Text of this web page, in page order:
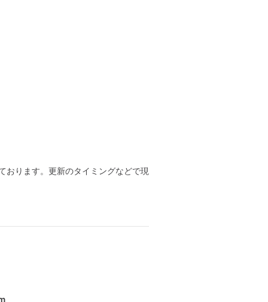
おります。更新のタイミングなどで現